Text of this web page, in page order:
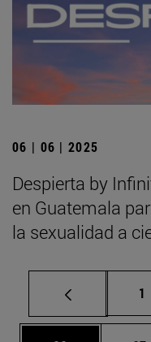
06 | 06 | 2025
Despierta by
en Guatemala
la sexualidad a
1